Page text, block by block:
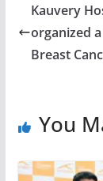
Kauvery
organized
Breast
You